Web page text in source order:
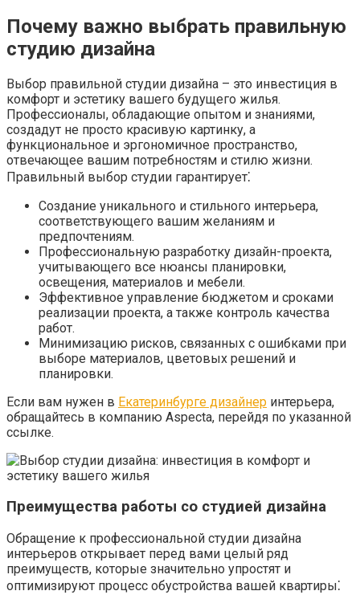
Почему важно выбрать правильную
студию дизайна
Выбор правильной студии дизайна – это инвестиция в
комфорт и эстетику вашего будущего жилья.
Профессионалы, обладающие опытом и знаниями,
создадут не просто красивую картинку, а
функциональное и эргономичное пространство,
отвечающее вашим потребностям и стилю жизни.
Правильный выбор студии гарантирует⁚
Создание уникального и стильного интерьера,
соответствующего вашим желаниям и
предпочтениям.
Профессиональную разработку дизайн-проекта,
учитывающего все нюансы планировки,
освещения, материалов и мебели.
Эффективное управление бюджетом и сроками
реализации проекта, а также контроль качества
работ.
Минимизацию рисков, связанных с ошибками при
выборе материалов, цветовых решений и
планировки.
Если вам нужен в Екатеринбурге дизайнер интерьера,
обращайтесь в компанию Аspecta, перейдя по указанной
ссылке.
Преимущества работы со студией дизайна
Обращение к профессиональной студии дизайна
интерьеров открывает перед вами целый ряд
преимуществ, которые значительно упростят и
оптимизируют процесс обустройства вашей квартиры⁚